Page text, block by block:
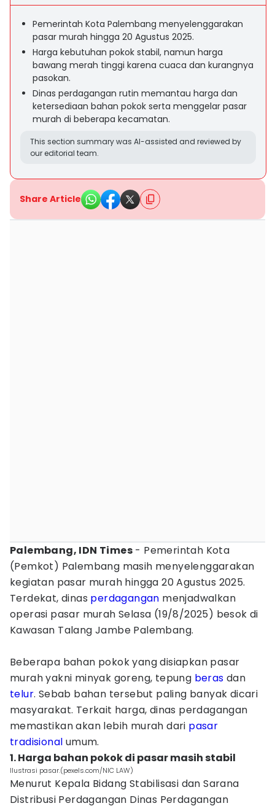
Pemerintah Kota Palembang menyelenggarakan
pasar murah hingga 20 Agustus 2025.
Harga kebutuhan pokok stabil, namun harga
bawang merah tinggi karena cuaca dan kurangnya
pasokan.
Dinas perdagangan rutin memantau harga dan
ketersediaan bahan pokok serta menggelar pasar
murah di beberapa kecamatan.
This section summary was AI-assisted and reviewed by
our editorial team.
Share Article
Palembang, IDN Times - Pemerintah Kota
(Pemkot) Palembang masih menyelenggarakan
kegiatan pasar murah hingga 20 Agustus 2025.
Terdekat, dinas perdagangan menjadwalkan
operasi pasar murah Selasa (19/8/2025) besok di
Kawasan Talang Jambe Palembang.
Beberapa bahan pokok yang disiapkan pasar
murah yakni minyak goreng, tepung beras dan
telur. Sebab bahan tersebut paling banyak dicari
masyarakat. Terkait harga, dinas perdagangan
memastikan akan lebih murah dari pasar
tradisional umum.
1. Harga bahan pokok di pasar masih stabil
Ilustrasi pasar.(pexels.com/NIC LAW)
Menurut Kepala Bidang Stabilisasi dan Sarana
Distribusi Perdagangan Dinas Perdagangan